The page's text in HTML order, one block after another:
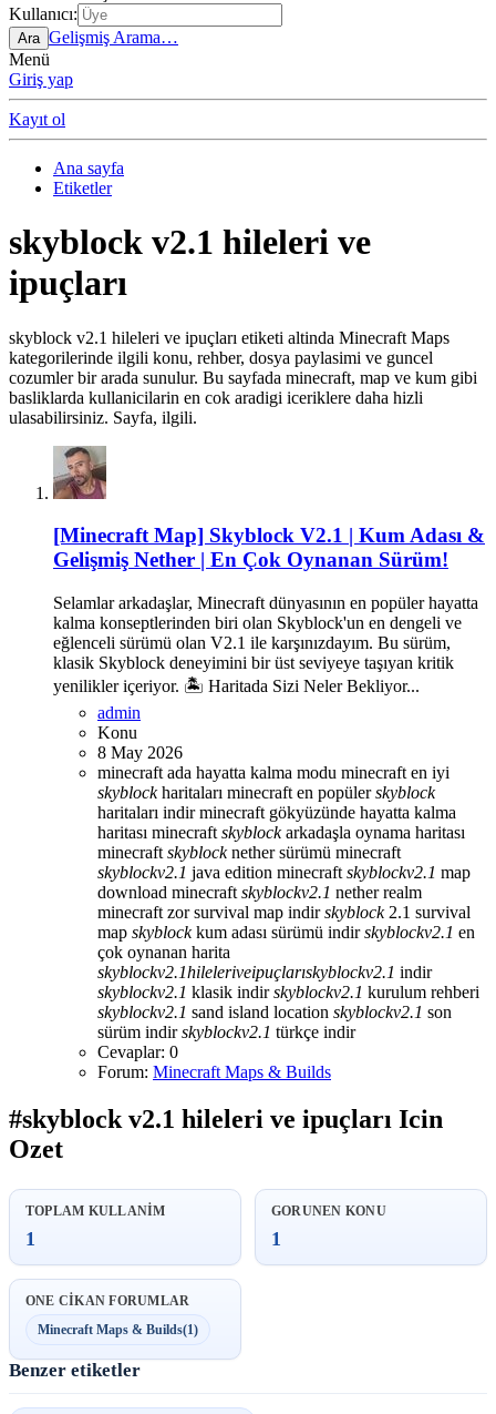
Kullanıcı:
Ara Gelişmiş Arama…
Menü
Giriş yap
Kayıt ol
Ana sayfa
Etiketler
skyblock v2.1 hileleri ve
ipuçları
skyblock v2.1 hileleri ve ipuçları etiketi altinda Minecraft Maps
kategorilerinde ilgili konu, rehber, dosya paylasimi ve guncel
cozumler bir arada sunulur. Bu sayfada minecraft, map ve kum gibi
basliklarda kullanicilarin en cok aradigi iceriklere daha hizli
ulasabilirsiniz. Sayfa, ilgili.
[Minecraft Map] Skyblock V2.1 | Kum Adası &
Gelişmiş Nether | En Çok Oynanan Sürüm!
Selamlar arkadaşlar, Minecraft dünyasının en popüler hayatta
kalma konseptlerinden biri olan Skyblock'un en dengeli ve
eğlenceli sürümü olan V2.1 ile karşınızdayım. Bu sürüm,
klasik Skyblock deneyimini bir üst seviyeye taşıyan kritik
yenilikler içeriyor. 🏝️ Haritada Sizi Neler Bekliyor...
admin
Konu
8 May 2026
minecraft ada hayatta kalma modu minecraft en iyi
skyblockharitaları minecraft en popülerskyblock
haritaları indirminecraft gökyüzünde hayatta kalma
haritası minecraft skyblockarkadaşla oynama haritası
minecraft skyblocknether sürümü minecraft
skyblockv2.1 java edition minecraft skyblockv2.1 map
download minecraft skyblockv2.1 nether realm
minecraft zor survival map indirskyblock2.1 survival
map skyblockkum adası sürümü indirskyblockv2.1 en
çok oynanan harita
skyblockv2.1hileleriveipuçlarıskyblockv2.1 indir
skyblockv2.1 klasik indirskyblockv2.1 kurulum rehberi
skyblockv2.1 sand island location skyblockv2.1 son
sürüm indirskyblockv2.1 türkçe indir
Cevaplar: 0
Forum: Minecraft Maps & Builds
#skyblock v2.1 hileleri ve ipuçları Icin
Ozet
TOPLAM KULLANIM
1
GORUNEN KONU
1
ONE CIKAN FORUMLAR
Minecraft Maps & Builds(1)
Benzer etiketler